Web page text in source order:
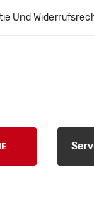
Und